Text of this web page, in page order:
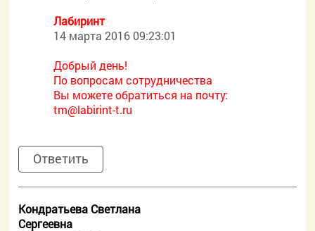
Лабиринт
14 марта 2016 09:23:01
Добрый день!
По вопросам сотрудничества
Вы можете обратиться на почту:
tm@labirint-t.ru
Ответить
Кондратьева Светлана
Сергеевна